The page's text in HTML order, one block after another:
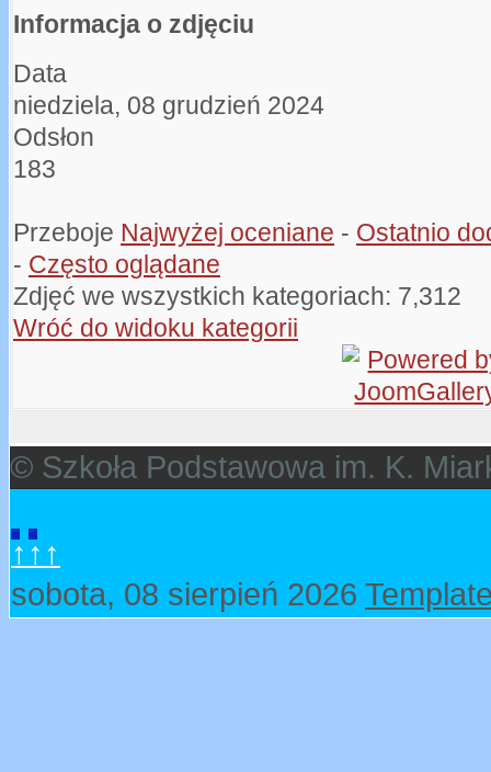
Informacja o zdjęciu
Data
niedziela, 08 grudzień 2024
Odsłon
183
Przeboje Najwyżej oceniane - Ostatnio
- Często oglądane
Zdjęć we wszystkich kategoriach: 7,312
Wróć do widoku kategorii
© Szkoła Podstawowa im. K.
↑↑↑
sobota, 08 sierpień 2026